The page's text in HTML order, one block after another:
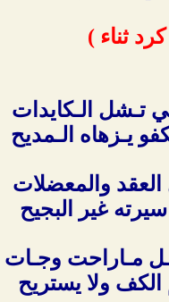
ثناء )
تـشل الـكايدات
يـزهاه الـمديح
والمعضلات
غير البجيح
مـاراحت وجـات
ولا يستريح